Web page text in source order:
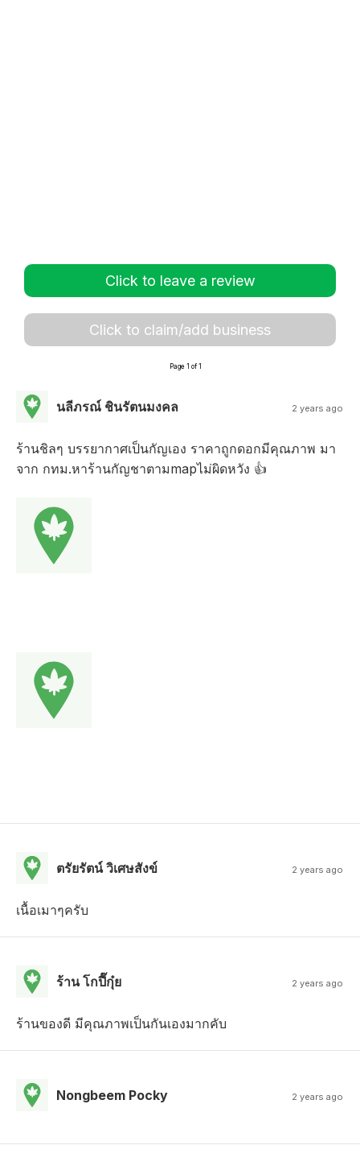
Click to leave a review
Click to claim/add business
Page 1 of 1
นลีภรณ์ ชินรัตนมงคล 2 years ago
ร้านชิลๆ บรรยากาศเป็นกัญเอง ราคาถูกดอกมีคุณภาพ มา
จาก กทม.หาร้านกัญชาตามmapไม่ผิดหวัง 👍
ตรัยรัตน์ วิเศษสังข์ 2 years ago
เนื้อเมาๆครับ
ร้าน โกปี๊กุ๋ย 2 years ago
ร้านของดี มีคุณภาพเป็นกันเองมากคับ
Nongbeem Pocky 2 years ago